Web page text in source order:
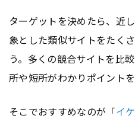
ターゲットを決めたら、近
象とした類似サイトをたく
う。多くの競合サイトを比
所や短所がわかりポイントを
そこでおすすめなのが「イ